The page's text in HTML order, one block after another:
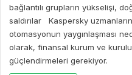
bağlantılı grupların yükselişi,
saldırılar Kaspersky
otomasyonun yaygınlaşması
olarak, finansal kurum ve
güçlendirmeleri gerekiyor.